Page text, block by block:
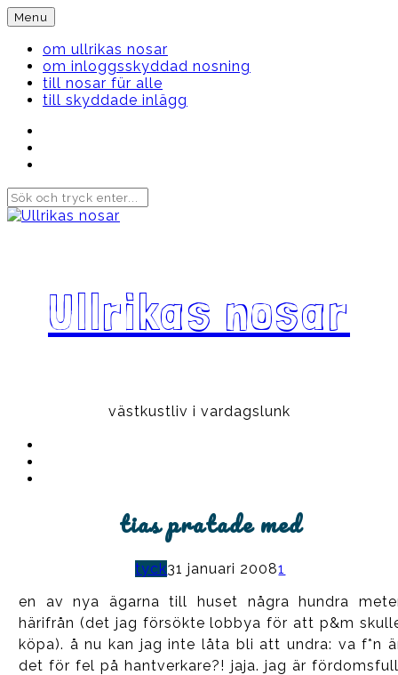
Skip
to
content
Menu
om ullrikas nosar
om inloggsskyddad nosning
till nosar für alle
till skyddade inlägg
Ullrikas nosar
västkustliv i vardagslunk
tias pratade med
tyck31 januari 20081
en av nya ägarna till huset några hundra
härifrån (det jag försökte lobbya för att p&m
köpa). å nu kan jag inte låta bli att undra: va f*n
det för fel på hantverkare?! jaja. jag är